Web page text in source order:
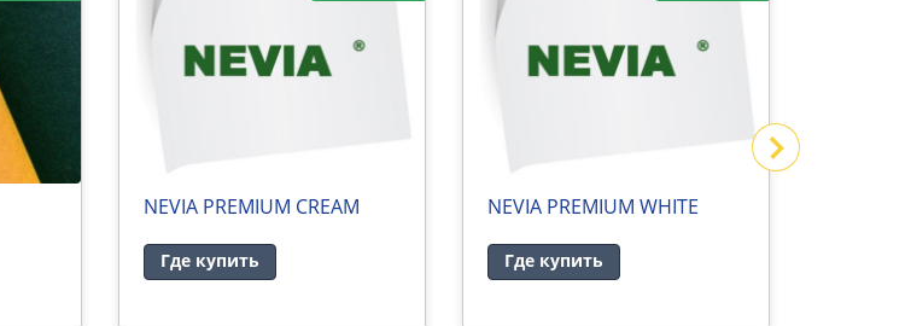
NEVIA PREMIUM CREAM
Где купить
NEVIA PREMIUM WHITE
Где купить